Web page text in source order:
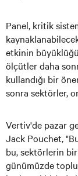
Panel, kritik
etkinin
ölçütler daha
kullandığı bir
sonra sektörler,
Vertiv'de pazar
Jack Pouchet,
bu, sektörlerin
günümüzde